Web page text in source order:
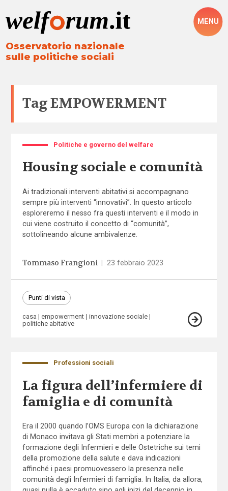
Osservatorio nazionale
sulle politiche sociali
MENU
TagEMPOWERMENT
Politiche e governo del welfare
Housing sociale e comunità
Ai tradizionali interventi abitativi si accompagnano
sempre più interventi “innovativi”. In questo articolo
esploreremo il nesso fra questi interventi e il modo in
cui viene costruito il concetto di “comunità”,
sottolineando alcune ambivalenze.
Tommaso Frangioni 23 febbraio 2023
Punti di vista
casa empowerment
innovazione sociale
politiche abitative
Professioni sociali
La figura dell’infermiere di
famiglia e di comunità
Era il 2000 quando l’OMS Europa con la dichiarazione
di Monaco invitava gli Stati membri a potenziare la
formazione degli Infermieri e delle Ostetriche sui temi
della promozione della salute e dava indicazioni
affinché i paesi promuovessero la presenza nelle
comunità degli Infermieri di famiglia. In Italia, da allora,